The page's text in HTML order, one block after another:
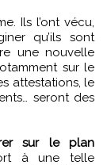
Ils l’ont vécu,
qu’ils sont
une nouvelle
sur le
attestations, le
seront des
sur le plan
à une telle